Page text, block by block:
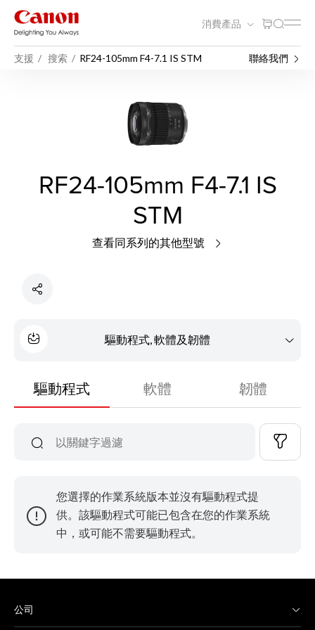
消費產品
支援 搜索 RF24-105mm F4-7.1 IS STM 聯絡我們
RF24-105mm F4-7.1 IS
STM
查看同系列的其他型號
驅動程式, 軟體及韌體
驅動程式 軟體 韌體
您選擇的作業系統版本並沒有驅動程式提
供。該驅動程式可能已包含在您的作業系統
中，或可能不需要驅動程式。
公司